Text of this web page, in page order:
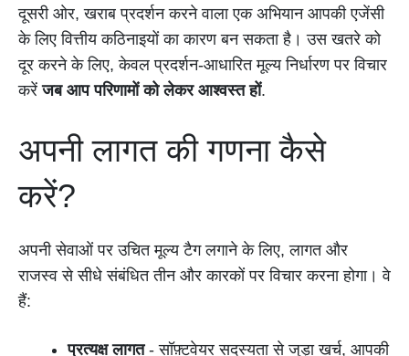
दूसरी ओर, खराब प्रदर्शन करने वाला एक अभियान आपकी एजेंसी
के लिए वित्तीय कठिनाइयों का कारण बन सकता है। उस खतरे को
दूर करने के लिए, केवल प्रदर्शन-आधारित मूल्य निर्धारण पर विचार
करेंजब आप परिणामों को लेकर आश्वस्त हों.
अपनी लागत की गणना कैसे
करें?
अपनी सेवाओं पर उचित मूल्य टैग लगाने के लिए, लागत और
राजस्व से सीधे संबंधित तीन और कारकों पर विचार करना होगा। वे
हैं:
प्रत्यक्ष लागत- सॉफ़्टवेयर सदस्यता से जुड़ा खर्च, आपकी